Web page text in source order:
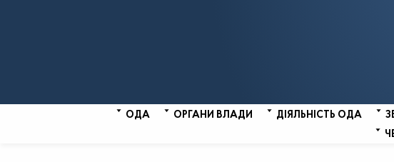
ОДА ОРГАНИ ВЛАДИ ДІЯЛЬНІСТЬ ОДА